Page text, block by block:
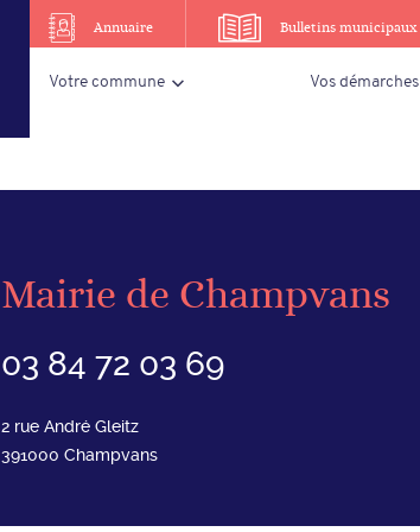
Annuaire Bulletins municipaux
Votre commune Vos démarches
Mairie de Champvans
03 84 72 03 69
2 rue André Gleitz
391000 Champvans